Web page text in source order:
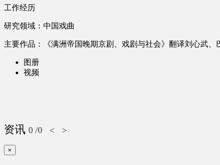
工作经历
研究领域：中国戏曲
主要作品：《满洲帝国晚期京剧、戏剧与社会》翻译刘心武、
图册
视频
资讯 0 /0 < >
×